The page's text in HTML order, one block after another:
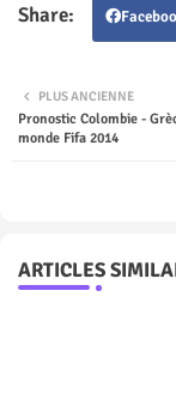
PLUS ANCIENNE
Pronostic Colombie -
monde Fifa 2014
ARTICLES